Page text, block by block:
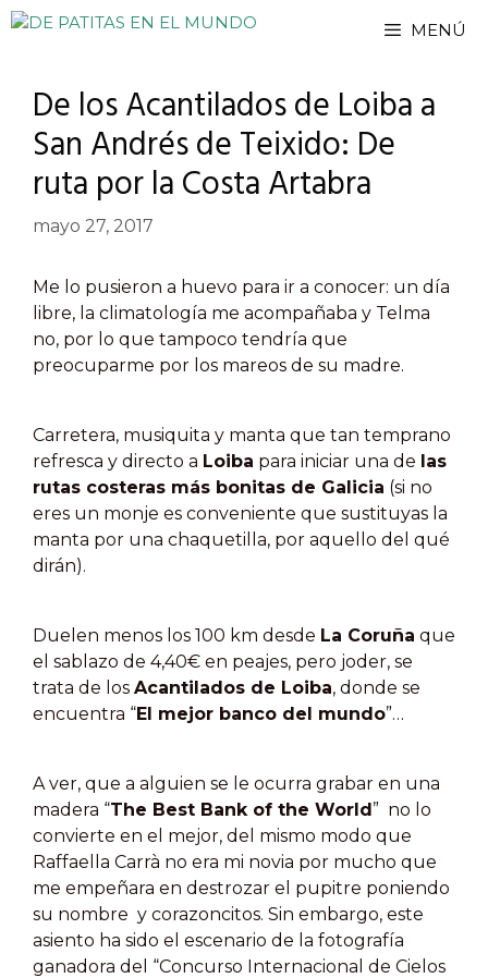
Saltar
MENÚ
De los Acantilados de Loiba a
San Andrés de Teixido: De
ruta por la Costa Artabra
mayo 27, 2017
Me lo pusieron a huevo para ir a conocer: un día
libre, la climatología me acompañaba y Telma
no, por lo que tampoco tendría que
preocuparme por los mareos de su madre.
Carretera, musiquita y manta que tan temprano
refresca y directo a Loiba para iniciar una de las
rutas costeras más bonitas de Galicia (si no
eres un monje es conveniente que sustituyas la
manta por una chaquetilla, por aquello del qué
dirán).
Duelen menos los 100 km desde La Coruña que
el sablazo de 4,40€ en peajes, pero joder, se
trata de los Acantilados de Loiba, donde se
encuentra “El mejor banco del mundo”…
A ver, que a alguien se le ocurra grabar en una
madera “The Best Bank of the World” no lo
convierte en el mejor, del mismo modo que
Raffaella Carrà no era mi novia por mucho que
me empeñara en destrozar el pupitre poniendo
su nombre y corazoncitos. Sin embargo, este
asiento ha sido el escenario de la fotografía
ganadora del “Concurso Internacional de Cielos